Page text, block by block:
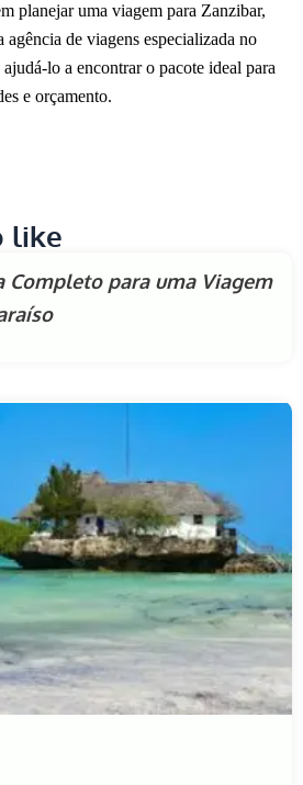
planejar uma viagem para Zanzibar,
agência de viagens especializada no
lo a encontrar o pacote ideal para
e orçamento.
like
Completo para uma Viagem